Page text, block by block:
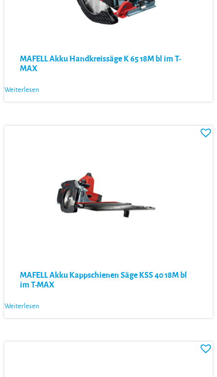
MAFELL Akku Handkreissäge K 65 18M bl im T-
MAX
Weiterlesen
MAFELL Akku Kappschienen Säge KSS 40 18M bl
im T-MAX
Weiterlesen